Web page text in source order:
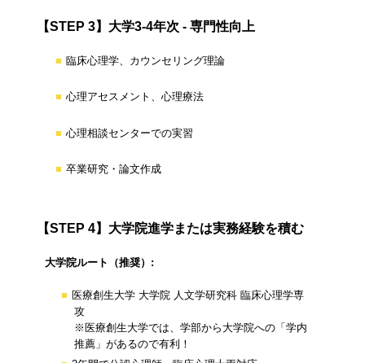
【STEP 3】大学3-4年次 - 専門性向上
臨床心理学、カウンセリング理論
心理アセスメント、心理療法
心理相談センターでの実習
卒業研究・論文作成
【STEP 4】大学院進学または実務経験を積む
大学院ルート（推奨）:
医療創生大学 大学院 人文学研究科 臨床心理学専
攻
※医療創生大学では、学部から大学院への「学内
推薦」があるので有利！